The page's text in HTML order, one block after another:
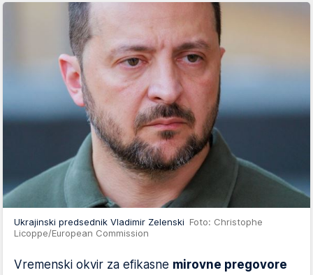
Ukrajinski predsednik Vladimir Zelenski Foto: Christophe
Licoppe/European Commission
Vremenski okvir za efikasne mirovne pregovore